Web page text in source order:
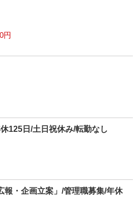
円
125日/土日祝休み/転勤なし
報・企画立案」/管理職募集/年休